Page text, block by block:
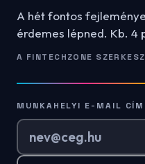
A hét fontos
érdemes lépned. Kb. 4
A FINTECHZONE
MUNKAHELYI E-MAIL CÍM